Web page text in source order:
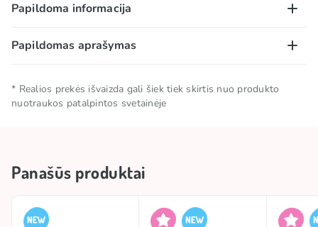
Papildoma informacija
Kolekcija
TOP TOP
Papildomas aprašymas
metų.
Šis žaislas nėra maistas ar maisto produktas.
* Realios prekės išvaizda gali šiek tiek skirtis nuo produkto
nuotraukos patalpintos svetainėje
Panašūs produktai